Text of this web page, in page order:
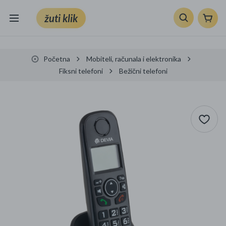
žuti klik
Knjige, škola i ured
Sport i slobodno vrijeme
Ljepota i zdravlje
Početna
Mobiteli, računala i elektronika
Fiksni telefoni
Bežični telefoni